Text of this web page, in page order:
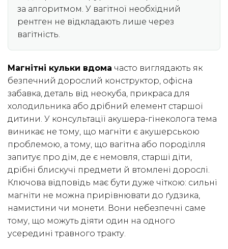
за алгоритмом. У вагітної необхідний
рентген не відкладають лише через
вагітність.
Магнітні кульки вдома часто виглядають як
безпечний дорослий конструктор, офісна
забавка, деталь від неокуба, прикраса для
холодильника або дрібний елемент старшої
дитини. У консультації акушера-гінеколога тема
виникає не тому, що магніти є акушерською
проблемою, а тому, що вагітна або породілля
запитує про дім, де є немовля, старші діти,
дрібні блискучі предмети й втомлені дорослі.
Ключова відповідь має бути дуже чіткою: сильні
магніти не можна прирівнювати до ґудзика,
намистини чи монети. Вони небезпечні саме
тому, що можуть діяти один на одного
усередині травного тракту.